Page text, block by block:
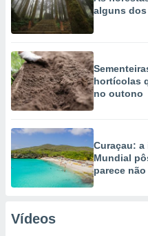
alguns
hortícolas
no outono
Curaçau: a
Mundial
parece
Vídeos